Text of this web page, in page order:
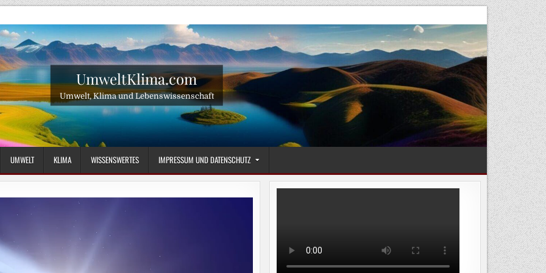
UmweltKlima.com
Umwelt, Klima und Lebenswissenschaft
UMWELT KLIMA WISSENSWERTES IMPRESSUM UND DATENSCHUTZ